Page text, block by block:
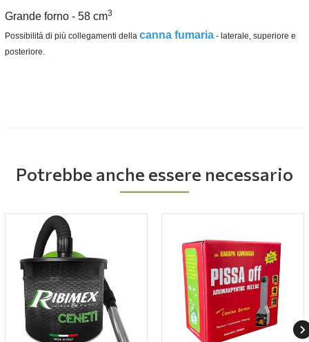
Potrebbe anche essere necessario
Grande forno - 58 cm3
Possibilità di più collegamenti della canna fumaria - laterale, superiore e
posteriore.